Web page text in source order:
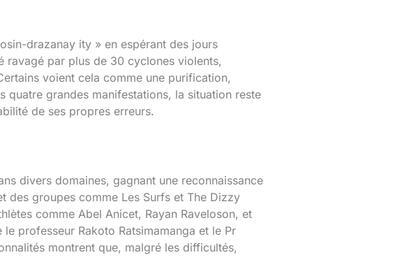
drazanay ity » en espérant des jours
ravagé par plus de 30 cyclones violents,
voient cela comme une purification,
quatre grandes manifestations, la situation reste
de ses propres erreurs.
divers domaines, gagnant une reconnaissance
des groupes comme Les Surfs et The Dizzy
comme Abel Anicet, Rayan Raveloson, et
professeur Rakoto Ratsimamanga et le Pr
montrent que, malgré les difficultés,